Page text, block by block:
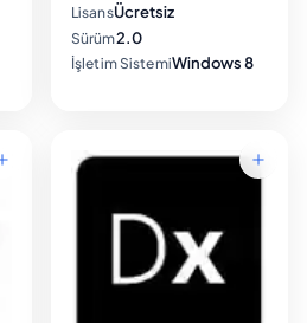
LisansÜcretsiz
Sürüm2.0
İşletim SistemiWindows 8